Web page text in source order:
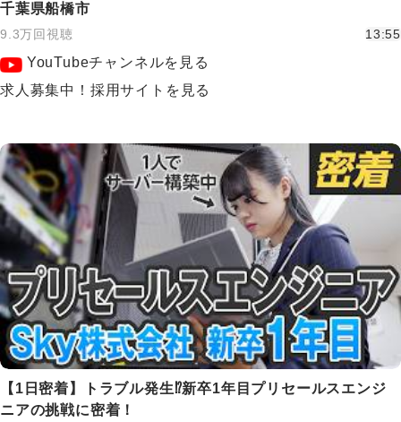
千葉県船橋市
9.3万回視聴 13:55
YouTubeチャンネルを見る
求人募集中！採用サイトを見る
【1日密着】トラブル発生⁉新卒1年目プリセールスエンジ
ニアの挑戦に密着！